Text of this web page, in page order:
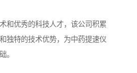
和优秀的科技人才，该公司积累
独特的技术优势，为中药提速仪
。